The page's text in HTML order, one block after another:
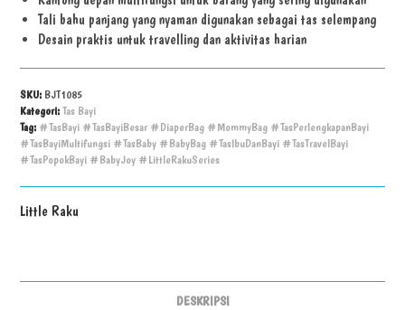
Tali bahu panjang yang nyaman digunakan sebagai tas selempang
Desain praktis untuk travelling dan aktivitas harian
SKU: BJT1085
Kategori:Tas Bayi
Tag: #TasBayi #TasBayiBesar #DiaperBag #MommyBag #TasPerlengkapanBayi
#TasBayiMultifungsi #TasBaby #BabyBag #TasIbuDanBayi #TasTravelBayi
#TasPopokBayi #BabyJoy #LittleRakuSeries
Little Raku
DESKRIPSI